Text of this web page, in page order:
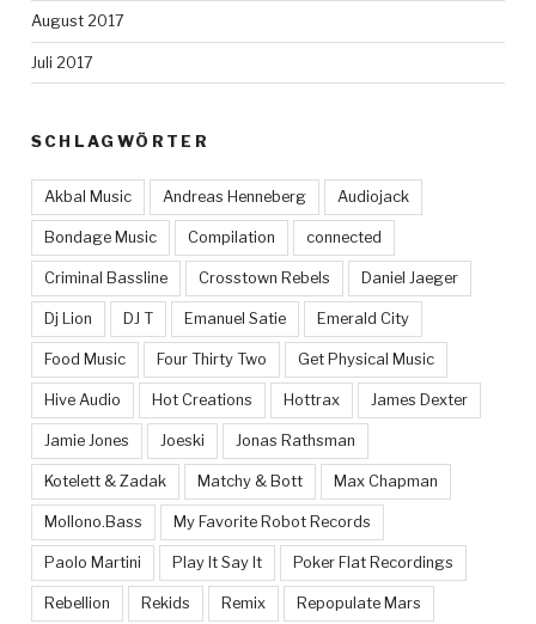
August 2017
Juli 2017
SCHLAGWÖRTER
Akbal Music Andreas Henneberg Audiojack
Bondage Music Compilation connected
Criminal Bassline Crosstown Rebels Daniel Jaeger
Dj Lion DJ T Emanuel Satie Emerald City
Food Music Four Thirty Two Get Physical Music
Hive Audio Hot Creations Hottrax James Dexter
Jamie Jones Joeski Jonas Rathsman
Kotelett & Zadak Matchy & Bott Max Chapman
Mollono.Bass My Favorite Robot Records
Paolo Martini Play It Say It Poker Flat Recordings
Rebellion Rekids Remix Repopulate Mars